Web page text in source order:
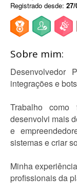
Registrado desde:
Sobre mim:
Desenvolvedor
integrações e
Trabalho
desenvolvi mais
e
sistemas e criar
Minha
profissionais da